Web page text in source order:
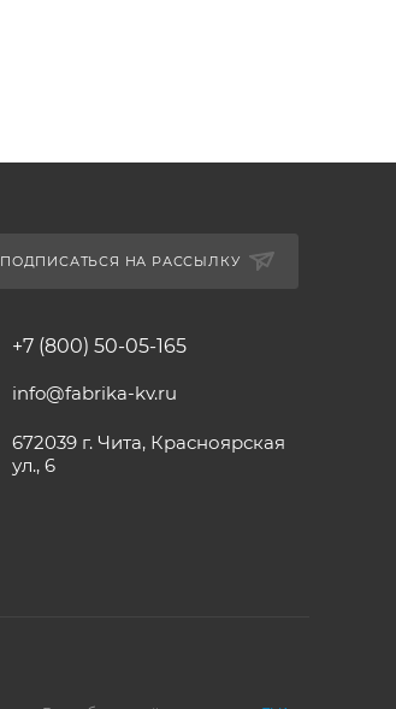
ПОДПИСАТЬСЯ НА РАССЫЛКУ
+7 (800) 50-05-165
info@fabrika-kv.ru
672039 г. Чита, Красноярская
ул., 6